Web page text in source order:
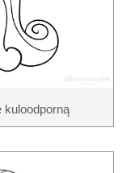
kuloodporną